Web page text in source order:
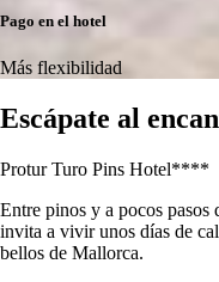
Pago en el hotel
Más flexibilidad
Escápate al
Protur Turo Pins Hotel****
Entre pinos y a pocos pasos
invita a vivir unos días de
bellos de Mallorca.